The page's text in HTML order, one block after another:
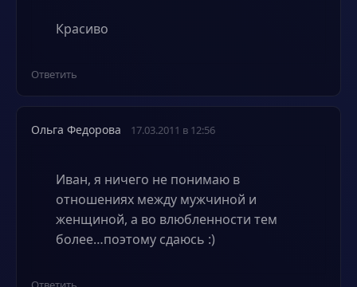
Красиво
Ответить
Ольга Федорова 17.03.2011 в 12:56
Иван, я ничего не понимаю в
отношениях между мужчиной и
женщиной, а во влюбленности тем
более…поэтому сдаюсь :)